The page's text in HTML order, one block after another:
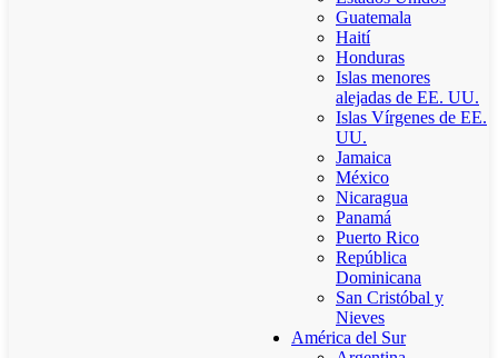
Guatemala
Haití
Honduras
Islas menores
alejadas de EE. UU.
Islas Vírgenes de EE.
UU.
Jamaica
México
Nicaragua
Panamá
Puerto Rico
República
Dominicana
San Cristóbal y
Nieves
América del Sur